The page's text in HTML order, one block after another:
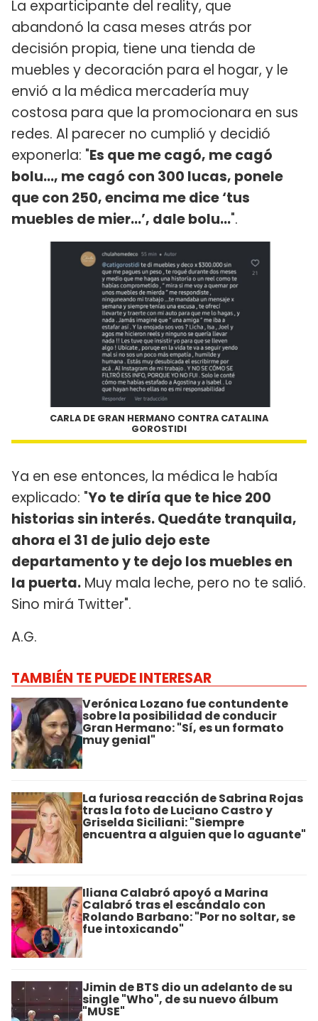
La exparticipante del reality, que
abandonó la casa meses atrás por
decisión propia, tiene una tienda de
muebles y decoración para el hogar, y le
envió a la médica mercadería muy
costosa para que la promocionara en sus
redes. Al parecer no cumplió y decidió
exponerla: "Es que me cagó, me cagó
bolu..., me cagó con 300 lucas, ponele
que con 250, encima me dice ‘tus
muebles de mier...’, dale bolu...".
CARLA DE GRAN HERMANO CONTRA CATALINA
GOROSTIDI
Ya en ese entonces, la médica le había
explicado: "Yo te diría que te hice 200
historias sin interés. Quedáte tranquila,
ahora el 31 de julio dejo este
departamento y te dejo los muebles en
la puerta. Muy mala leche, pero no te salió.
Sino mirá Twitter".
A.G.
TAMBIÉN TE PUEDE INTERESAR
Verónica Lozano fue contundente
sobre la posibilidad de conducir
Gran Hermano: "Sí, es un formato
muy genial"
La furiosa reacción de Sabrina Rojas
tras la foto de Luciano Castro y
Griselda Siciliani: "Siempre
encuentra a alguien que lo aguante"
Iliana Calabró apoyó a Marina
Calabró tras el escándalo con
Rolando Barbano: "Por no soltar, se
fue intoxicando"
Jimin de BTS dio un adelanto de su
single "Who", de su nuevo álbum
"MUSE"